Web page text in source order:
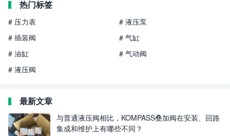
热门标签
# 压力表
# 液压泵
# 插装阀
# 气缸
# 油缸
# 气动阀
# 液压阀
最新文章
与普通液压阀相比，KOMPASS叠加阀在安装、回路
集成和维护上有哪些不同？